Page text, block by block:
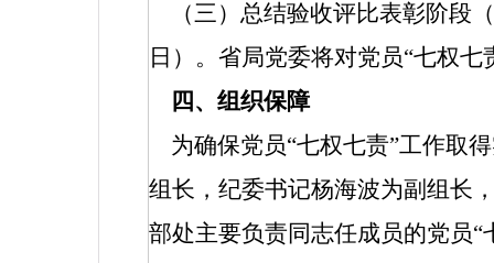
（三）总结验收评比表彰阶段
日）。省局党委将对党员“七权
四、组织保障
为确保党员“七权七责”工作取
组长，纪委书记杨海波为副组长
部处主要负责同志任成员的党员